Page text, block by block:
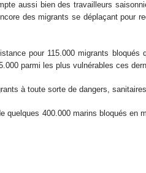
aussi bien des travailleurs
des migrants se déplaçant pour
pour 115.000 migrants bloqués
parmi les plus vulnérables ces
à toute sorte de dangers,
quelques 400.000 marins bloqués en